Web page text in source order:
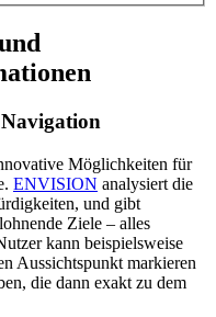
Möglichkeiten für
ENVISION analysiert die
und gibt
Ziele – alles
kann beispielsweise
Aussichtspunkt markieren
die dann exakt zu dem